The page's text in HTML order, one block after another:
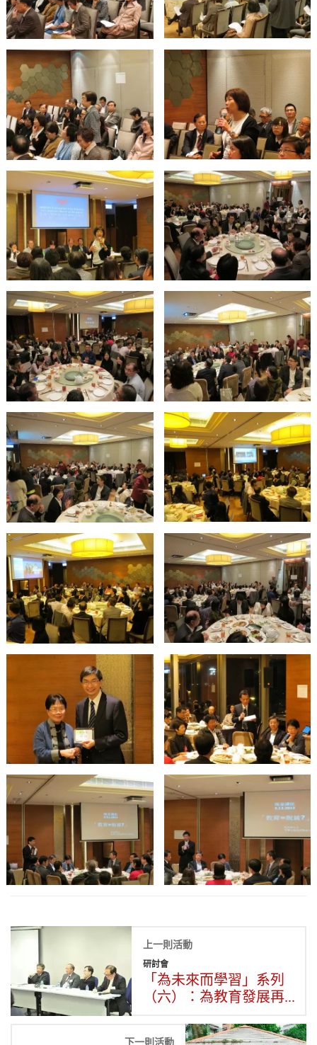
上一則活動
研討會
「為未來而學習」系列
（六）：為教育發展再...
下一則活動